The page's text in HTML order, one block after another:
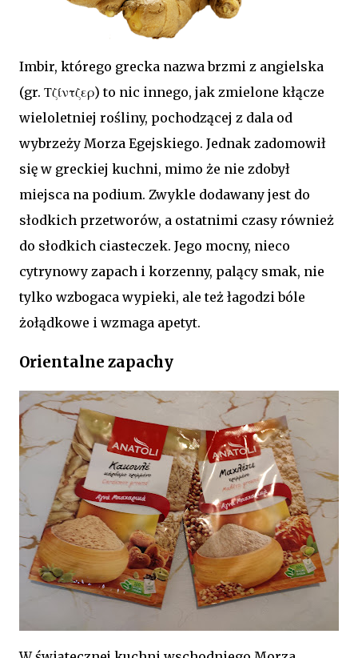
Imbir, którego grecka nazwa brzmi z angielska
(gr. Τζίντζερ) to nic innego, jak zmielone kłącze
wieloletniej rośliny, pochodzącej z dala od
wybrzeży Morza Egejskiego. Jednak zadomowił
się w greckiej kuchni, mimo że nie zdobył
miejsca na podium. Zwykle dodawany jest do
słodkich przetworów, a ostatnimi czasy również
do słodkich ciasteczek. Jego mocny, nieco
cytrynowy zapach i korzenny, palący smak, nie
tylko wzbogaca wypieki, ale też łagodzi bóle
żołądkowe i wzmaga apetyt.
Orientalne zapachy